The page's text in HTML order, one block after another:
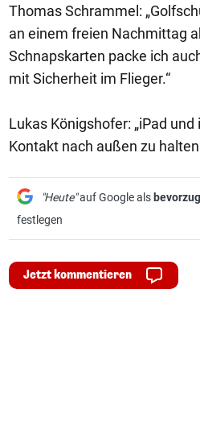
Thomas Schrammel:
an einem freien Nachmittag
Schnapskarten packe ich
mit Sicherheit im Flieger.“
Lukas Königshofer: „iPad
Kontakt nach außen zu
"Heute"auf Google als
festlegen
Jetzt kommentieren